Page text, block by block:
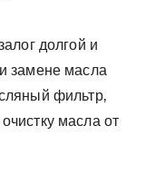
долгой и
замене масла
фильтр‚
масла от